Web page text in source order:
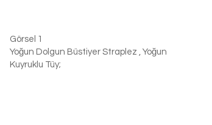
Görsel 1
Yoğun Dolgun Büstiyer Straplez , Yoğun
Kuyruklu Tüy;